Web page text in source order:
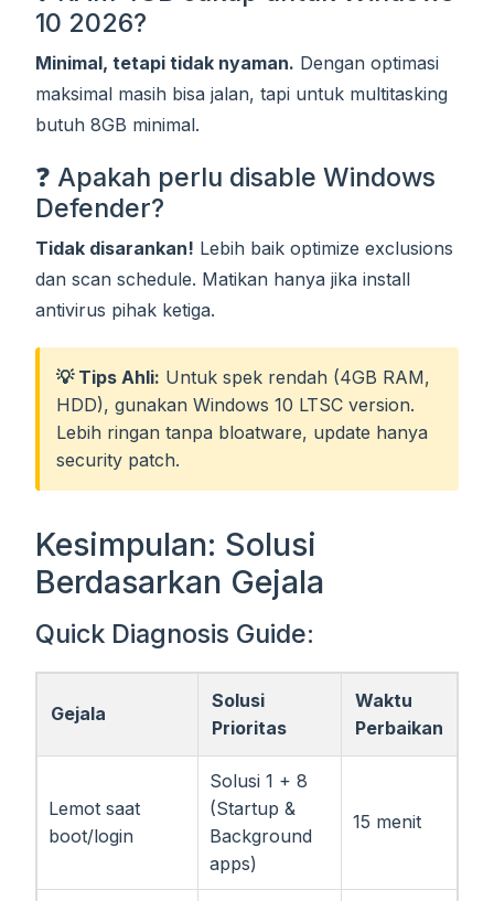
10 2026?
Minimal, tetapi tidak nyaman. Dengan optimasi
maksimal masih bisa jalan, tapi untuk multitasking
butuh 8GB minimal.
❓ Apakah perlu disable Windows
Defender?
Tidak disarankan! Lebih baik optimize exclusions
dan scan schedule. Matikan hanya jika install
antivirus pihak ketiga.
💡 Tips Ahli: Untuk spek rendah (4GB RAM,
HDD), gunakan Windows 10 LTSC version.
Lebih ringan tanpa bloatware, update hanya
security patch.
Kesimpulan: Solusi
Berdasarkan Gejala
Quick Diagnosis Guide:
Gejala
Solusi
Prioritas
Waktu
Perbaikan
Lemot saat
boot/login
Solusi 1 + 8
(Startup &
Background
apps)
15 menit